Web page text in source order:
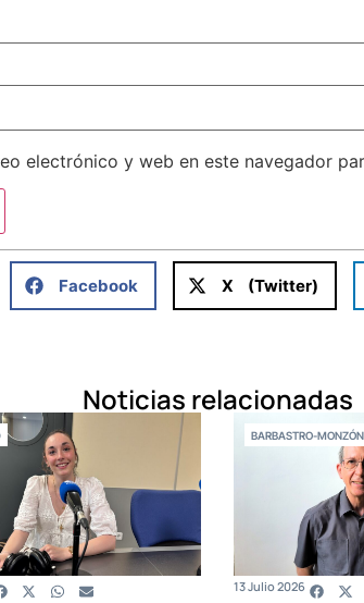
electrónico y web en este navegador
Facebook X (Twitter)
Noticias relacionadas
BARBASTRO-MONZÓN
13 Julio 2026